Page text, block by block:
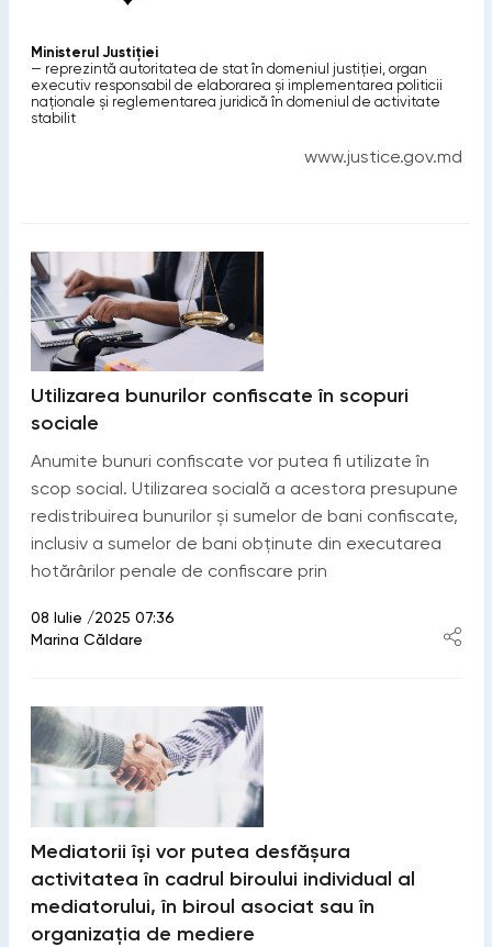
Ministerul Justiției
— reprezintă autoritatea de stat în domeniul justiției, organ
executiv responsabil de elaborarea și implementarea politicii
naționale și reglementarea juridică în domeniul de activitate
stabilit
www.justice.gov.md
Utilizarea bunurilor confiscate în scopuri
sociale
Anumite bunuri confiscate vor putea fi utilizate în
scop social. Utilizarea socială a acestora presupune
redistribuirea bunurilor și sumelor de bani confiscate,
inclusiv a sumelor de bani obținute din executarea
hotărârilor penale de confiscare prin
08 Iulie /2025 07:36
Marina Căldare
Mediatorii își vor putea desfășura
activitatea în cadrul biroului individual al
mediatorului, în biroul asociat sau în
organizația de mediere